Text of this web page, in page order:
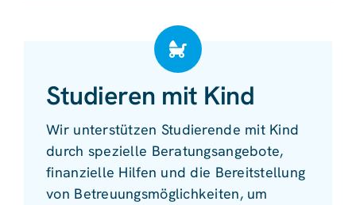
Studieren mit Kind
Wir unterstützen Studierende mit Kind
durch spezielle Beratungsangebote,
finanzielle Hilfen und die Bereitstellung
von Betreuungsmöglichkeiten, um